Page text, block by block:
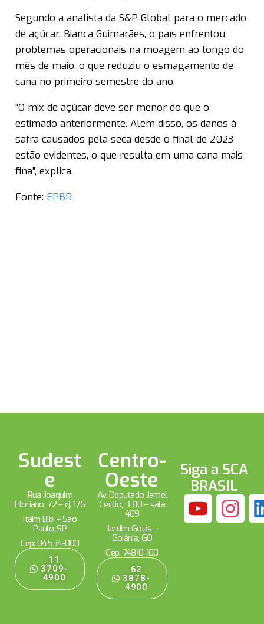
Segundo a analista da S&P Global para o mercado
de açúcar, Bianca Guimarães, o país enfrentou
problemas operacionais na moagem ao longo do
mês de maio, o que reduziu o esmagamento de
cana no primeiro semestre do ano.
“O mix de açúcar deve ser menor do que o
estimado anteriormente. Além disso, os danos à
safra causados pela seca desde o final de 2023
estão evidentes, o que resulta em uma cana mais
fina”, explica.
Fonte: EPBR
Sudest
e
Rua Joaquim
Floriano, 72 – cj. 176
Itaim Bibi – São
Paulo, SP
Cep: 04534-000
11
3709-
4900
Centro-
Oeste
Av. Deputado Jamel
Cecílio, 3310 – sala
409
Jardim Goiás –
Goiânia, GO
Cep: 74810-100
62
3878-
4900
Siga a SCA
BRASIL